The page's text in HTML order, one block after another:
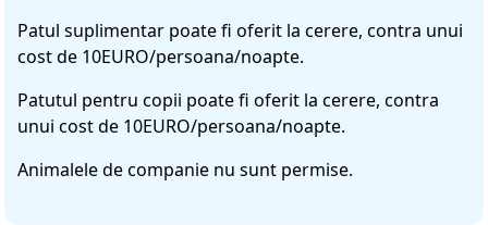
Patul suplimentar poate fi oferit la cerere, contra unui
cost de 10EURO/persoana/noapte.
Patutul pentru copii poate fi oferit la cerere, contra
unui cost de 10EURO/persoana/noapte.
Animalele de companie nu sunt permise.